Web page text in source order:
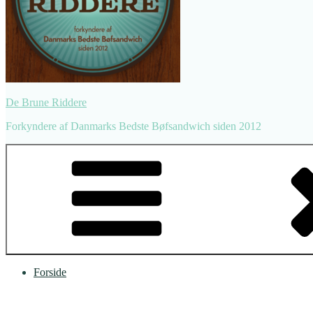
De Brune Riddere
Forkyndere af Danmarks Bedste Bøfsandwich siden 2012
Forside